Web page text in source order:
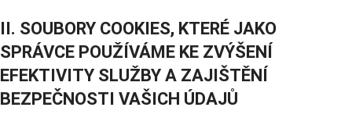
II. SOUBORY COOKIES, KTERÉ JAKO
SPRÁVCE POUŽÍVÁME KE ZVÝŠENÍ
EFEKTIVITY SLUŽBY A ZAJIŠTĚNÍ
BEZPEČNOSTI VAŠICH ÚDAJŮ